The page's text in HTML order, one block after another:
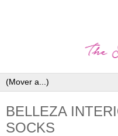
BELLEZA
SOCKS